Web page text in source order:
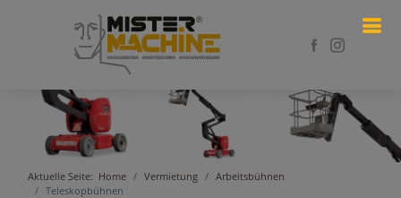
Aktuelle Seite: Home Vermietung
Arbeitsbühnen
Teleskopbühnen